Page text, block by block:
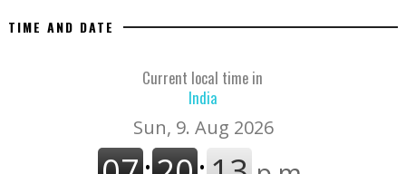
TIME AND DATE
Current local time in
India